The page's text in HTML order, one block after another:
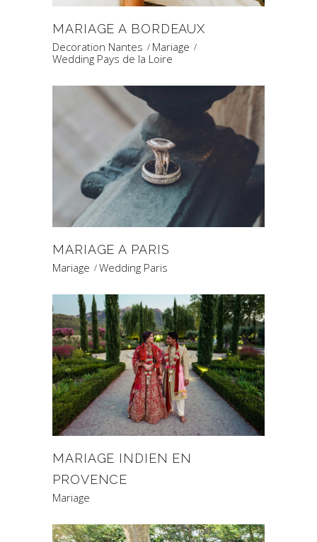
MARIAGE A BORDEAUX
Decoration Nantes
Mariage
Wedding Pays de la Loire
MARIAGE A PARIS
Mariage Wedding Paris
MARIAGE INDIEN EN
PROVENCE
Mariage